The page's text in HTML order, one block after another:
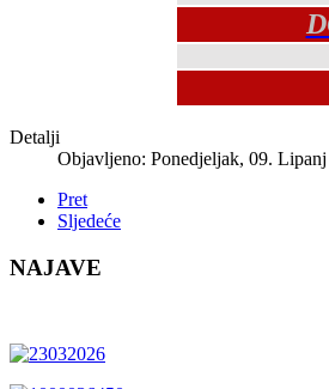
Detalji
Objavljeno: Ponedjeljak, 09. Lipanj
Pret
Sljedeće
NAJAVE